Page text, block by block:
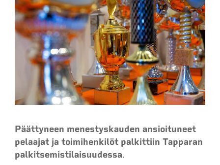
Päättyneen menestyskauden ansioituneet
pelaajat ja toimihenkilöt palkittiin Tapparan
palkitsemistilaisuudessa.